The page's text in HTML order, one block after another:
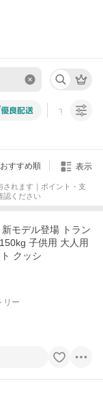
すべての条
おすすめ順 表示
されます｜ポイント・支
認ください
モデル登場 トラン
子供用 大人用
クッシ
リー